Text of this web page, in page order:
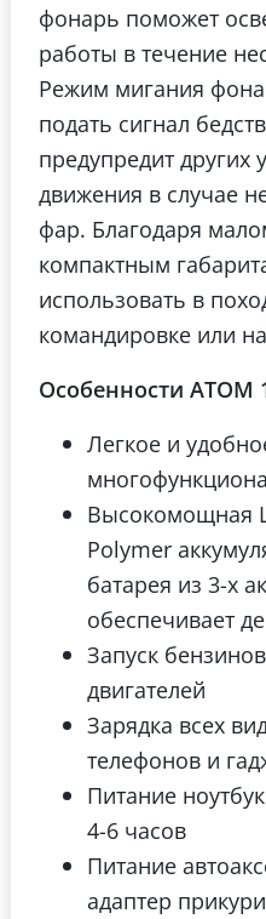
фонарь поможет
работы в течение
Режим мигания
подать сигнал
предупредит других
движения в случае
фар. Благодаря
компактным
использовать в
командировке или
Особенности АТОМ
Легкое и
Высокомощная
Polymer
батарея из 3-х
обеспечивает
Запуск
двигателей
Зарядка всех
телефонов и
Питание
4-6 часов
Питание
адаптер